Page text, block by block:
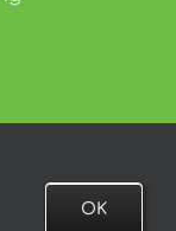
Powered by
OK